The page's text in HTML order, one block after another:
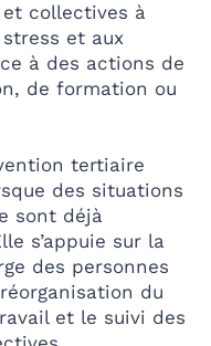
collectives à
et aux
à des actions de
de formation ou
tertiaire
des situations
sont déjà
s’appuie sur la
des personnes
du
et le suivi des